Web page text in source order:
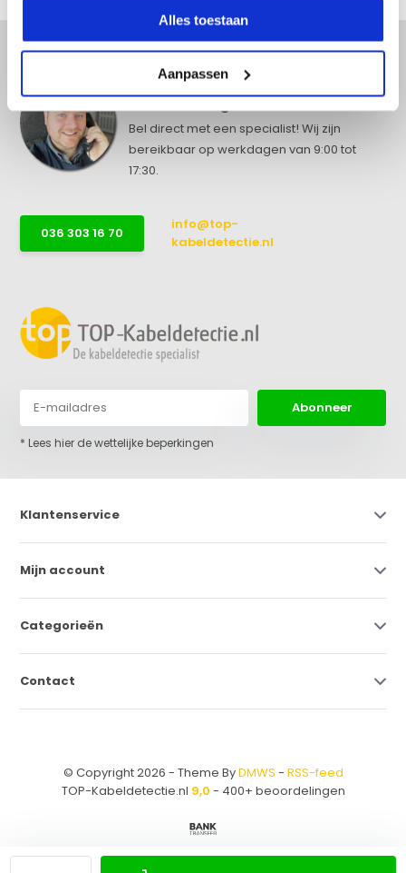
Alles toestaan
Aanpassen
Advies nodig?
Bel direct met een specialist! Wij zijn
bereikbaar op werkdagen van 9:00 tot
17:30.
036 303 16 70
info@top-
kabeldetectie.nl
Abonneer
* Lees hier de wettelijke beperkingen
Klantenservice
Mijn account
Categorieën
Contact
© Copyright 2026 - Theme ByDMWS - RSS-feed
TOP-Kabeldetectie.nl 9,0 - 400+ beoordelingen